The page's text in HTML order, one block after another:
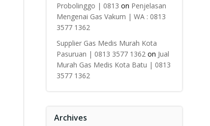
Probolinggo | 0813 on Penjelasan
Mengenai Gas Vakum | WA : 0813
3577 1362
Supplier Gas Medis Murah Kota
Pasuruan | 0813 3577 1362on Jual
Murah Gas Medis Kota Batu | 0813
3577 1362
Archives